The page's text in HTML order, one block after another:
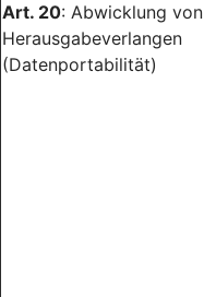
Art. 20: Abwicklung von
Herausgabeverlangen
(Datenportabilität)